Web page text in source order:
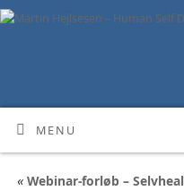
MENU
«Webinar-forløb –